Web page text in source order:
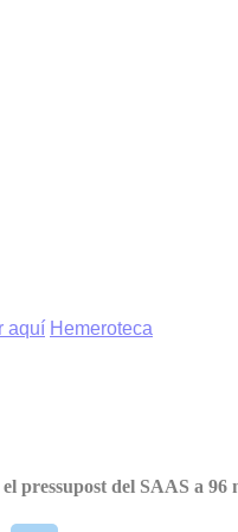
aquí Hemeroteca
pressupost del SAAS a 96